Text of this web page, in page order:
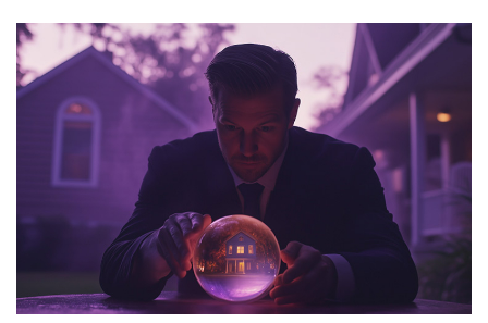
Ny
studie:
Mäklare
skickliga
förutspå
bostadsköpares